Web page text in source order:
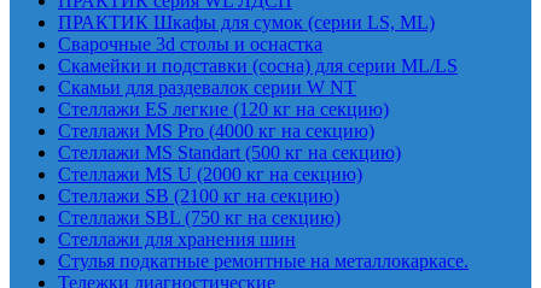
ПРАКТИК Шкафы для сумок (серии LS, ML)
Сварочные 3d столы и оснастка
Скамейки и подставки (сосна) для серии ML/LS
Скамьи для раздевалок серии W NT
Стеллажи ES легкие (120 кг на секцию)
Стеллажи MS Pro (4000 кг на секцию)
Стеллажи MS Standart (500 кг на секцию)
Стеллажи MS U (2000 кг на секцию)
Стеллажи SB (2100 кг на секцию)
Стеллажи SBL (750 кг на секцию)
Стеллажи для хранения шин
Стулья подкатные ремонтные на металлокаркасе.
Тележки диагностические